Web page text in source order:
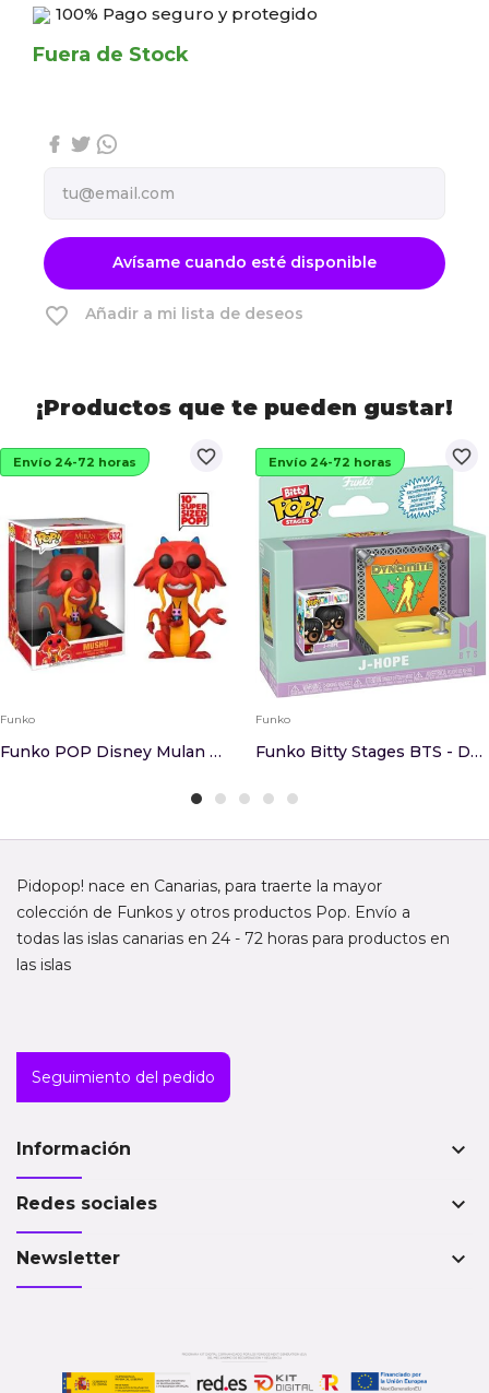
100% Pago seguro y protegido
Fuera de Stock
Avísame cuando esté disponible
favorite_border Añadir a mi lista de deseos
¡Productos que te pueden gustar!
favorite_border
Envío 24-72 horas
Funko
Funko POP Disney Mulan Mushu 25cm
favorite_border
Envío 24-72 horas
Funko
Funko Bitty Stages BTS - Dynamite - J-Hope
Pidopop! nace en Canarias, para traerte la mayor
colección de Funkos y otros productos Pop. Envío a
todas las islas canarias en 24 - 72 horas para productos en
las islas
Seguimiento del pedido
Información keyboard_arrow_down
Redes sociales keyboard_arrow_down
Newsletter keyboard_arrow_down